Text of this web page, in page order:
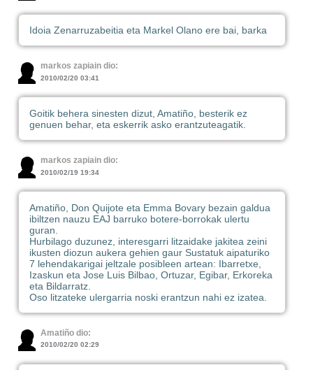
Idoia Zenarruzabeitia eta Markel Olano ere bai, barka
markos zapiain dio:
2010/02/20 03:41
Goitik behera sinesten dizut, Amatiño, besterik ez
genuen behar, eta eskerrik asko erantzuteagatik.
markos zapiain dio:
2010/02/19 19:34
Amatiño, Don Quijote eta Emma Bovary bezain galdua
ibiltzen nauzu EAJ barruko botere-borrokak ulertu
guran.
Hurbilago duzunez, interesgarri litzaidake jakitea zeini
ikusten diozun aukera gehien gaur Sustatuk aipaturiko
7 lehendakarigai jeltzale posibleen artean: Ibarretxe,
Izaskun eta Jose Luis Bilbao, Ortuzar, Egibar, Erkoreka
eta Bildarratz.
Oso litzateke ulergarria noski erantzun nahi ez izatea.
Amatiño dio:
2010/02/20 02:29